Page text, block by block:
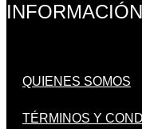
INFORMACIÓN
QUIENES SOMOS
TÉRMINOS Y